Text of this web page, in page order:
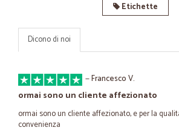
Etichette
Dicono di noi
—Francesco V.
ormai sono un cliente affezionato
ormai sono un cliente affezionato, e per la
convenienza